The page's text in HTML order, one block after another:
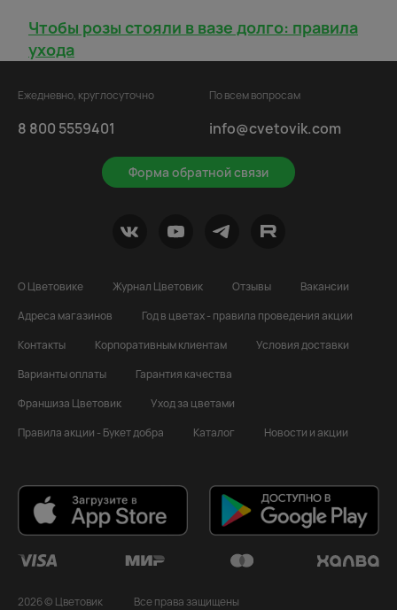
Чтобы розы стояли в вазе долго: правила
ухода
Ежедневно, круглосуточно
8 800 5559401
Форма обратной связи
По всем вопросам
info@cvetovik.com
О Цветовике Журнал Цветовик Отзывы
Вакансии
Адреса магазинов
Год в цветах - правила проведения акции
Контакты
Корпоративным клиентам
Условия доставки
Варианты оплаты
Гарантия качества
Франшиза Цветовик
Уход за цветами
Правила акции - Букет добра
Каталог Новости и акции
2026 © Цветовик Все права защищены